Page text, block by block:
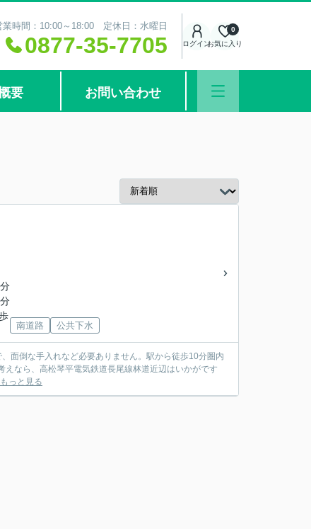
業時間：10:00～18:00 定休日：水曜日
0877-35-7705 ログインお気に入り
0
要 お問い合わせ
南道路 公共下水
面倒な手入れなど必要ありません。駅から徒歩10分圏内
なら、高松琴平電気鉄道長尾線林道近辺はいかがです
もっと見る